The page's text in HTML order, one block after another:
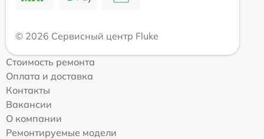
© 2026 Сервисный центр Fluke
Стоимость ремонта
Оплата и доставка
Контакты
Вакансии
О компании
Ремонтируемые модели